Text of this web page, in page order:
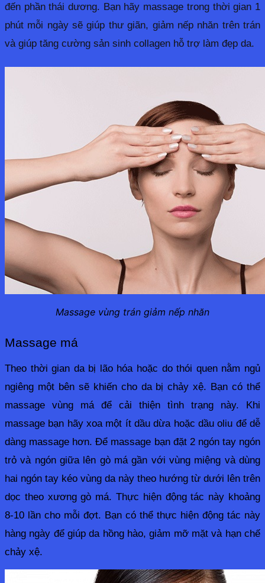
đến phần thái dương. Bạn hãy massage trong thời gian 1
phút mỗi ngày sẽ giúp thư giãn, giảm nếp nhăn trên trán
và giúp tăng cường sản sinh collagen hỗ trợ làm đẹp da.
Massage vùng trán giảm nếp nhăn
Massage má
Theo thời gian da bị lão hóa hoặc do thói quen nằm ngủ
ngiêng một bên sẽ khiến cho da bị chảy xệ. Bạn có thể
massage vùng má để cải thiện tình trạng này. Khi
massage bạn hãy xoa một ít dầu dừa hoặc dầu oliu để dễ
dàng massage hơn. Để massage bạn đặt 2 ngón tay ngón
trỏ và ngón giữa lên gò má gần với vùng miệng và dùng
hai ngón tay kéo vùng da này theo hướng từ dưới lên trên
dọc theo xương gò má. Thực hiện động tác này khoảng
8-10 lần cho mỗi đợt. Bạn có thể thực hiện động tác này
hàng ngày để giúp da hồng hào, giảm mỡ mặt và hạn chế
chảy xệ.